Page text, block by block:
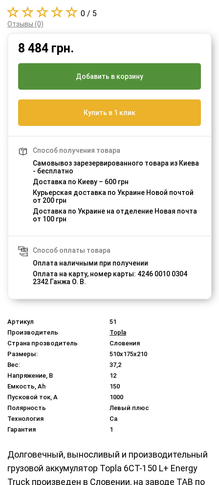
8 484 грн.
Добавить в корзину
Купить в 1 клик
Способ получения товара
Самовывоз зарезервированного товара из Киева
- бесплатно
Доставка по Киеву – 600 грн
Курьерская доставка по Украине Новой почтой
от 200 грн
Доставка по Украине на отделение Новая почта
от 100 грн
Способ оплаты товара
Оплата наличными при получении
Оплата на карту, номер карты: 4246 0010 0304
2342 Ганжа О. В.
0 / 5
Отзывы (0)
Артикул
51
Производитель
Topla
Страна прозводитель
Словения
Размеры:
510x175x210
Вес:
37,2
Напряжение, В
12
Емкость, Ah
150
Пусковой ток, A
1000
Полярность
Левый плюс
Технология
Ca
Гарантия
1
Долговечный, выносливый и производительный
грузовой аккумулятор Topla 6СТ-150 L+ Energy
Truck произведен в Словении, на заводе TAB по